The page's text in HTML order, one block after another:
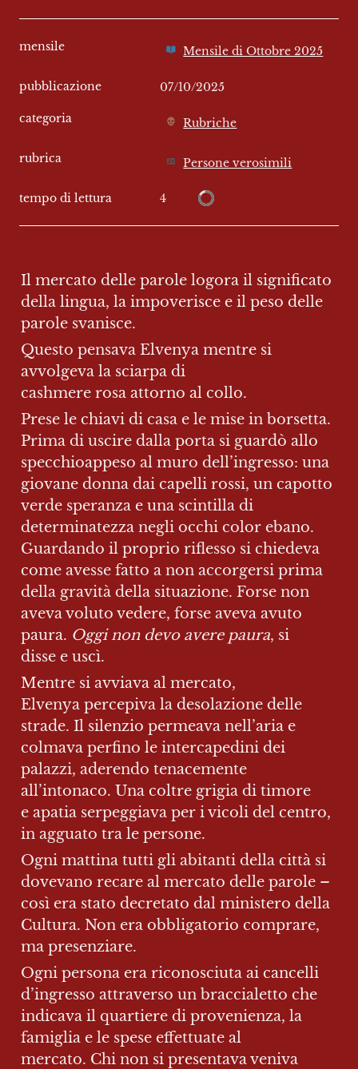
mensile Mensile di Ottobre 2025
pubblicazione 07/10/2025
categoria Rubriche
rubrica Persone verosimili
tempo di lettura 4
Il mercato delle parole logora il significato
della lingua, la impoverisce e il peso delle
parole svanisce.
Questo pensava Elvenya mentre si
avvolgeva la sciarpa di
cashmere rosa attorno al collo.
Prese le chiavi di casa e le mise in borsetta.
Prima di uscire dalla porta si guardò allo
specchioappeso al muro dell’ingresso: una
giovane donna dai capelli rossi, un capotto
verde speranza e una scintilla di
determinatezza negli occhi color ebano.
Guardando il proprio riflesso si chiedeva
come avesse fatto a non accorgersi prima
della gravità della situazione. Forse non
aveva voluto vedere, forse aveva avuto
paura. Oggi non devo avere paura, si
disse e uscì.
Mentre si avviava al mercato,
Elvenya percepiva la desolazione delle
strade. Il silenzio permeava nell’aria e
colmava perfino le intercapedini dei
palazzi, aderendo tenacemente
all’intonaco. Una coltre grigia di timore
e apatia serpeggiava per i vicoli del centro,
in agguato tra le persone.
Ogni mattina tutti gli abitanti della città si
dovevano recare al mercato delle parole –
così era stato decretato dal ministero della
Cultura. Non era obbligatorio comprare,
ma presenziare.
Ogni persona era riconosciuta ai cancelli
d’ingresso attraverso un braccialetto che
indicava il quartiere di provenienza, la
famiglia e le spese effettuate al
mercato. Chi non si presentava veniva